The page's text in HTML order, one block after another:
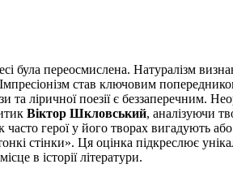
була переосмислена. Натуралізм
став ключовим
ліричної поезії є беззаперечним.
Віктор Шкловський, аналізуючи
герої у його творах вигадують
стінки». Ця оцінка підкреслює
в історії літератури.